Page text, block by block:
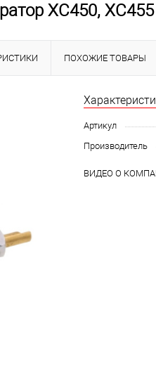
XC450, XC455
ПОХОЖИЕ ТОВАРЫ
Артикул
Производитель
ВИДЕО О